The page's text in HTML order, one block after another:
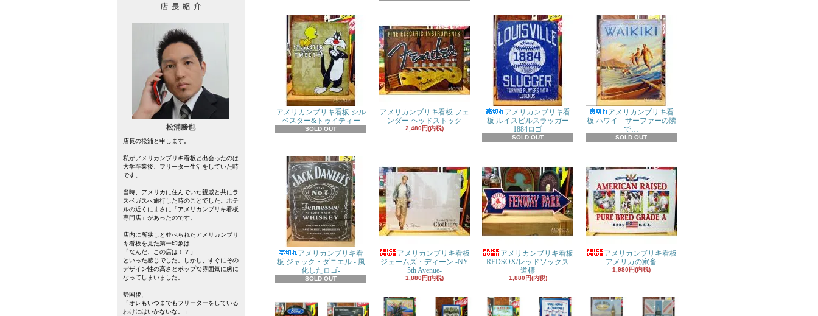
松浦勝也
店長の松浦と申します。
私がアメリカンブリキ看板と出会ったのは
大学卒業後、フリーター生活をしていた時
です。
当時、アメリカに住んでいた親戚と共にラ
スベガスへ旅行した時のことでした。ホテ
ルの近くにまさに「アメリカンブリキ看板
専門店」があったのです。
店内に所狭しと並べられたアメリカンブリ
キ看板を見た第一印象は
「なんだ、この店は！？」
といった感じでした。しかし、すぐにその
デザイン性の高さとポップな雰囲気に虜に
なってしまいました。
帰国後、
「オレもいつまでもフリーターをしている
わけにはいかないな。」
アメリカンブリキ看板 シル
ベスター&トゥイティー
SOLD OUT
アメリカンブリキ看板 フェ
ンダー ヘッドストック
2,480円(内税)
アメリカンブリキ看
板 ルイスビルスラッガー
1884ロゴ
SOLD OUT
アメリカンブリキ看
板 ハワイ－サーファーの隣
で…
SOLD OUT
アメリカンブリキ看
板 ジャック・ダニエル - 風
化したロゴ-
SOLD OUT
アメリカンブリキ看板
ジェームズ・ディーン -NY
5th Avenue-
1,880円(内税)
アメリカンブリキ看板
REDSOX/レッドソックス
道標
1,880円(内税)
アメリカンブリキ看板
アメリカの家畜
1,980円(内税)